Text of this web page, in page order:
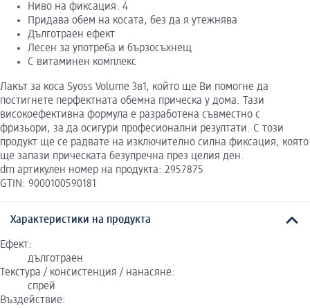
Ниво на фиксация: 4
Придава обем на косата, без да я утежнява
Дълготраен ефект
Лесен за употреба и бързосъхнещ
С витаминен комплекс
Лакът за коса Syoss Volume 3в1, който ще Ви помогне да
постигнете перфектната обемна прическа у дома. Тази
високоефективна формула е разработена съвместно с
фризьори, за да осигури професионални резултати. С този
продукт ще се радвате на изключително силна фиксация, която
ще запази прическата безупречна през целия ден.
dm артикулен номер на продукта: 2957875
GTIN: 9000100590181
Характеристики на продукта
Ефект:
дълготраен
Текстура / консистенция / нанасяне:
спрей
Въздействие: